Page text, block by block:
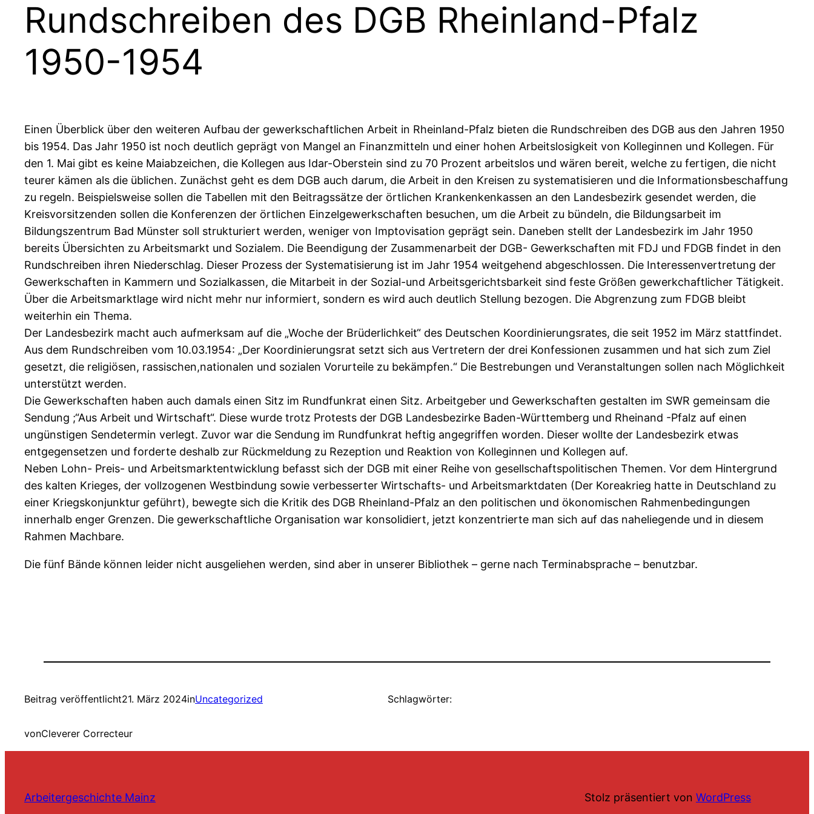
Rundschreiben des DGB Rheinland-Pfalz
1950-1954
Einen Überblick über den weiteren Aufbau der gewerkschaftlichen Arbeit in Rheinland-Pfalz bieten die Rundschreiben des DGB aus den Jahren 1950
bis 1954. Das Jahr 1950 ist noch deutlich geprägt von Mangel an Finanzmitteln und einer hohen Arbeitslosigkeit von Kolleginnen und Kollegen. Für
den 1. Mai gibt es keine Maiabzeichen, die Kollegen aus Idar-Oberstein sind zu 70 Prozent arbeitslos und wären bereit, welche zu fertigen, die nicht
teurer kämen als die üblichen. Zunächst geht es dem DGB auch darum, die Arbeit in den Kreisen zu systematisieren und die Informationsbeschaffung
zu regeln. Beispielsweise sollen die Tabellen mit den Beitragssätze der örtlichen Krankenkenkassen an den Landesbezirk gesendet werden, die
Kreisvorsitzenden sollen die Konferenzen der örtlichen Einzelgewerkschaften besuchen, um die Arbeit zu bündeln, die Bildungsarbeit im
Bildungszentrum Bad Münster soll strukturiert werden, weniger von Imptovisation geprägt sein. Daneben stellt der Landesbezirk im Jahr 1950
bereits Übersichten zu Arbeitsmarkt und Sozialem. Die Beendigung der Zusammenarbeit der DGB- Gewerkschaften mit FDJ und FDGB findet in den
Rundschreiben ihren Niederschlag. Dieser Prozess der Systematisierung ist im Jahr 1954 weitgehend abgeschlossen. Die Interessenvertretung der
Gewerkschaften in Kammern und Sozialkassen, die Mitarbeit in der Sozial-und Arbeitsgerichtsbarkeit sind feste Größen gewerkchaftlicher Tätigkeit.
Über die Arbeitsmarktlage wird nicht mehr nur informiert, sondern es wird auch deutlich Stellung bezogen. Die Abgrenzung zum FDGB bleibt
weiterhin ein Thema.
Der Landesbezirk macht auch aufmerksam auf die „Woche der Brüderlichkeit“ des Deutschen Koordinierungsrates, die seit 1952 im März stattfindet.
Aus dem Rundschreiben vom 10.03.1954: „Der Koordinierungsrat setzt sich aus Vertretern der drei Konfessionen zusammen und hat sich zum Ziel
gesetzt, die religiösen, rassischen,nationalen und sozialen Vorurteile zu bekämpfen.“ Die Bestrebungen und Veranstaltungen sollen nach Möglichkeit
unterstützt werden.
Die Gewerkschaften haben auch damals einen Sitz im Rundfunkrat einen Sitz. Arbeitgeber und Gewerkschaften gestalten im SWR gemeinsam die
Sendung ;“Aus Arbeit und Wirtschaft“. Diese wurde trotz Protests der DGB Landesbezirke Baden-Württemberg und Rheinand -Pfalz auf einen
ungünstigen Sendetermin verlegt. Zuvor war die Sendung im Rundfunkrat heftig angegriffen worden. Dieser wollte der Landesbezirk etwas
entgegensetzen und forderte deshalb zur Rückmeldung zu Rezeption und Reaktion von Kolleginnen und Kollegen auf.
Neben Lohn- Preis- und Arbeitsmarktentwicklung befasst sich der DGB mit einer Reihe von gesellschaftspolitischen Themen. Vor dem Hintergrund
des kalten Krieges, der vollzogenen Westbindung sowie verbesserter Wirtschafts- und Arbeitsmarktdaten (Der Koreakrieg hatte in Deutschland zu
einer Kriegskonjunktur geführt), bewegte sich die Kritik des DGB Rheinland-Pfalz an den politischen und ökonomischen Rahmenbedingungen
innerhalb enger Grenzen. Die gewerkschaftliche Organisation war konsolidiert, jetzt konzentrierte man sich auf das naheliegende und in diesem
Rahmen Machbare.
Die fünf Bände können leider nicht ausgeliehen werden, sind aber in unserer Bibliothek – gerne nach Terminabsprache – benutzbar.
Beitrag veröffentlicht21. März 2024inUncategorized
vonCleverer Correcteur
Schlagwörter:
Arbeitergeschichte Mainz Stolz präsentiert von WordPress